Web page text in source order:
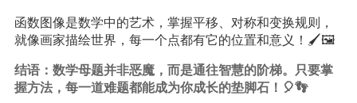
函数图像是数学中的艺术，掌握平移、对称和变换规则，
就像画家描绘世界，每一个点都有它的位置和意义！🖌️🖼️
结语：数学母题并非恶魔，而是通往智慧的阶梯。只要掌
握方法，每一道难题都能成为你成长的垫脚石！🎈👣